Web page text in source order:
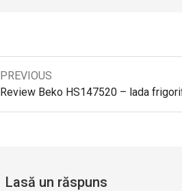
PREVIOUS
Previous
post:
Lasă un răspuns